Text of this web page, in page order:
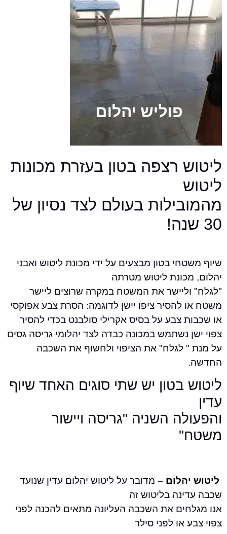
רצפה בטון בעזרת מכונות
בעולם לצד נסיון של
בטון מבצעים על ידי מכונת ליטוש ואבני
ליטוש מטרתה
את המשטח במקרה שרוצים ליישר
להסיר ציפו יישן לדוגמה: הסרת צבע אפוקסי
צבע על בסיס אקרילי סולבנט בכדי להסיר
נשתמש במכונה כבדה לצד יהלומי גריסה גסים
לגלח" את הציפוי ולחשוף את השכבה
בטון יש שתי סוגים האחד שיוף
השניה "גריסה ויישור
– מדובר על ליטוש יהלום עדין שנועד
בליטוש זה
את השכבה העליונה מתאים להכנה לפני
או לפני סילר